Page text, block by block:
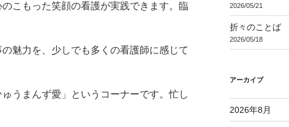
こもった笑顔の看護が実践できます。臨
魅力を、少しでも多くの看護師に感じて
うまんず愛」というコーナーです。忙し
2026/05/21
折々のことば
2026/05/18
アーカイブ
2026年8月